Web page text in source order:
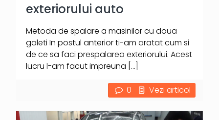
exteriorului auto
Metoda de spalare a masinilor cu doua
galeti In postul anterior ti-am aratat cum si
de ce sa faci prespalarea exteriorului. Acest
lucru l-am facut impreuna […]
0 Vezi articol